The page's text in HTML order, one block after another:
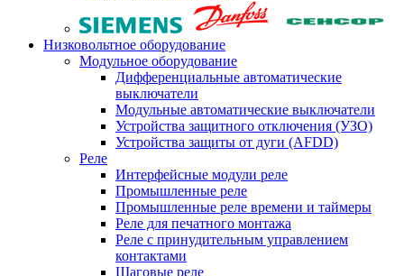
Низковольтное оборудование
Модульное оборудование
Дифференциальные автоматические
выключатели
Модульные автоматические выключатели
Устройства защитного отключения (УЗО)
Устройства защиты от дуги (AFDD)
Реле
Интерфейсные модули реле
Промышленные реле
Промышленные реле времени и таймеры
Реле для печатного монтажа
Реле с принудительным управлением
контактами
Шаговые реле